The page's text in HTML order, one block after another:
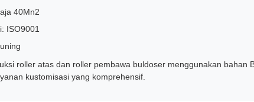
40Mn2
ISO9001
roller atas dan roller pembawa buldoser menggunakan bahan
kustomisasi yang komprehensif.